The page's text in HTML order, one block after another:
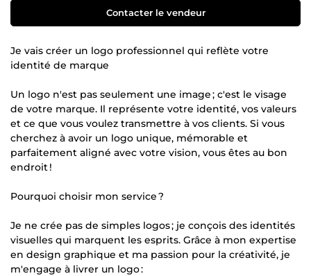
Contacter le vendeur
Je vais créer un logo professionnel qui reflète votre
identité de marque
Un logo n'est pas seulement une image ; c'est le visage
de votre marque. Il représente votre identité, vos valeurs
et ce que vous voulez transmettre à vos clients. Si vous
cherchez à avoir un logo unique, mémorable et
parfaitement aligné avec votre vision, vous êtes au bon
endroit !
Pourquoi choisir mon service ?
Je ne crée pas de simples logos ; je conçois des identités
visuelles qui marquent les esprits. Grâce à mon expertise
en design graphique et ma passion pour la créativité, je
m'engage à livrer un logo :